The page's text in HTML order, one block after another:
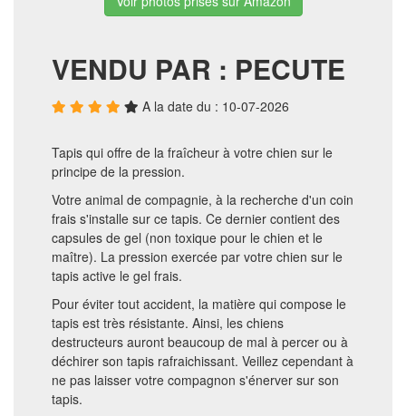
VENDU PAR : PECUTE
A la date du : 10-07-2026
Tapis qui offre de la fraîcheur à votre chien sur le
principe de la pression.
Votre animal de compagnie, à la recherche d'un coin
frais s'installe sur ce tapis. Ce dernier contient des
capsules de gel (non toxique pour le chien et le
maître). La pression exercée par votre chien sur le
tapis active le gel frais.
Pour éviter tout accident, la matière qui compose le
tapis est très résistante. Ainsi, les chiens
destructeurs auront beaucoup de mal à percer ou à
déchirer son tapis rafraichissant. Veillez cependant à
ne pas laisser votre compagnon s'énerver sur son
tapis.